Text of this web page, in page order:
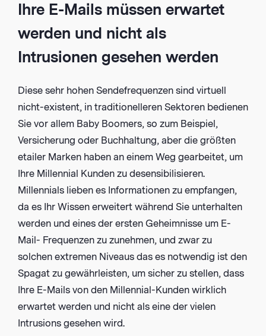
Ihre E-Mails müssen erwartet
werden und nicht als
Intrusionen gesehen werden
Diese sehr hohen Sendefrequenzen sind virtuell
nicht-existent, in traditionelleren Sektoren bedienen
Sie vor allem Baby Boomers, so zum Beispiel,
Versicherung oder Buchhaltung, aber die größten
etailer Marken haben an einem Weg gearbeitet, um
Ihre Millennial Kunden zu desensibilisieren.
Millennials lieben es Informationen zu empfangen,
da es Ihr Wissen erweitert während Sie unterhalten
werden und eines der ersten Geheimnisse um E-
Mail- Frequenzen zu zunehmen, und zwar zu
solchen extremen Niveaus das es notwendig ist den
Spagat zu gewährleisten, um sicher zu stellen, dass
Ihre E-Mails von den Millennial-Kunden wirklich
erwartet werden und nicht als eine der vielen
Intrusions gesehen wird.